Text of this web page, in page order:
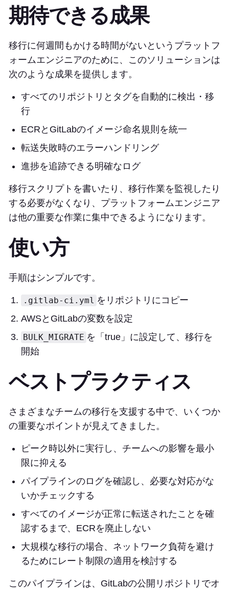
期待できる成果
移行に何週間もかける時間がないというプラットフ
ォームエンジニアのために、このソリューションは
次のような成果を提供します。
すべてのリポジトリとタグを自動的に検出・移
行
ECRとGitLabのイメージ命名規則を統一
転送失敗時のエラーハンドリング
進捗を追跡できる明確なログ
移行スクリプトを書いたり、移行作業を監視したり
する必要がなくなり、プラットフォームエンジニア
は他の重要な作業に集中できるようになります。
使い方
手順はシンプルです。
.gitlab-ci.yml をリポジトリにコピー
AWSとGitLabの変数を設定
BULK_MIGRATE を「true」に設定して、移行を
開始
ベストプラクティス
さまざまなチームの移行を支援する中で、いくつか
の重要なポイントが見えてきました。
ピーク時以外に実行し、チームへの影響を最小
限に抑える
パイプラインのログを確認し、必要な対応がな
いかチェックする
すべてのイメージが正常に転送されたことを確
認するまで、ECRを廃止しない
大規模な移行の場合、ネットワーク負荷を避け
るためにレート制限の適用を検討する
このパイプラインは、GitLabの公開リポジトリでオ